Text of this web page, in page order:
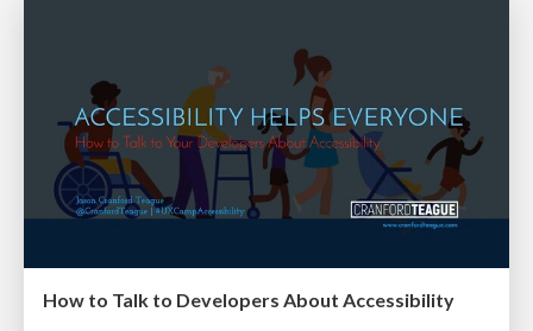
How to Talk to Developers About Accessibility